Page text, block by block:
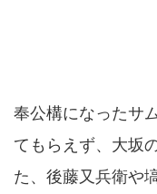
奉公構になったサ
てもらえず、大坂
た、後藤又兵衛や